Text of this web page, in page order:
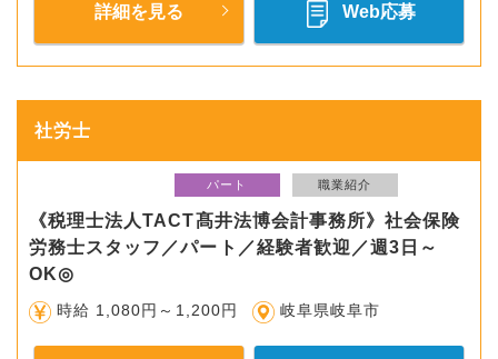
詳細を見る Web応募
社労士
パート 職業紹介
《税理士法人TACT髙井法博会計事務所》社会保険
労務士スタッフ／パート／経験者歓迎／週3日～
OK◎
時給 1,080円～1,200円 岐阜県岐阜市